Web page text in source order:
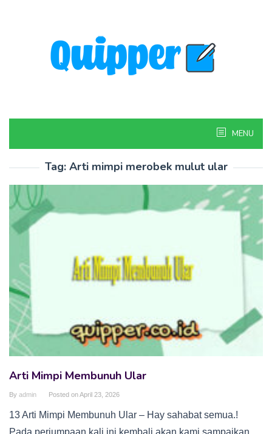
MENU
Tag: Arti mimpi merobek mulut ular
Arti Mimpi Membunuh Ular
By admin Posted onApril 23, 2026
13 Arti Mimpi Membunuh Ular – Hay sahabat semua.!